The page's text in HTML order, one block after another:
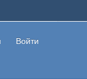
Войти